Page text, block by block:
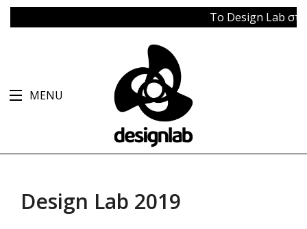
Το Design Lab στο
MENU
Design Lab 2019